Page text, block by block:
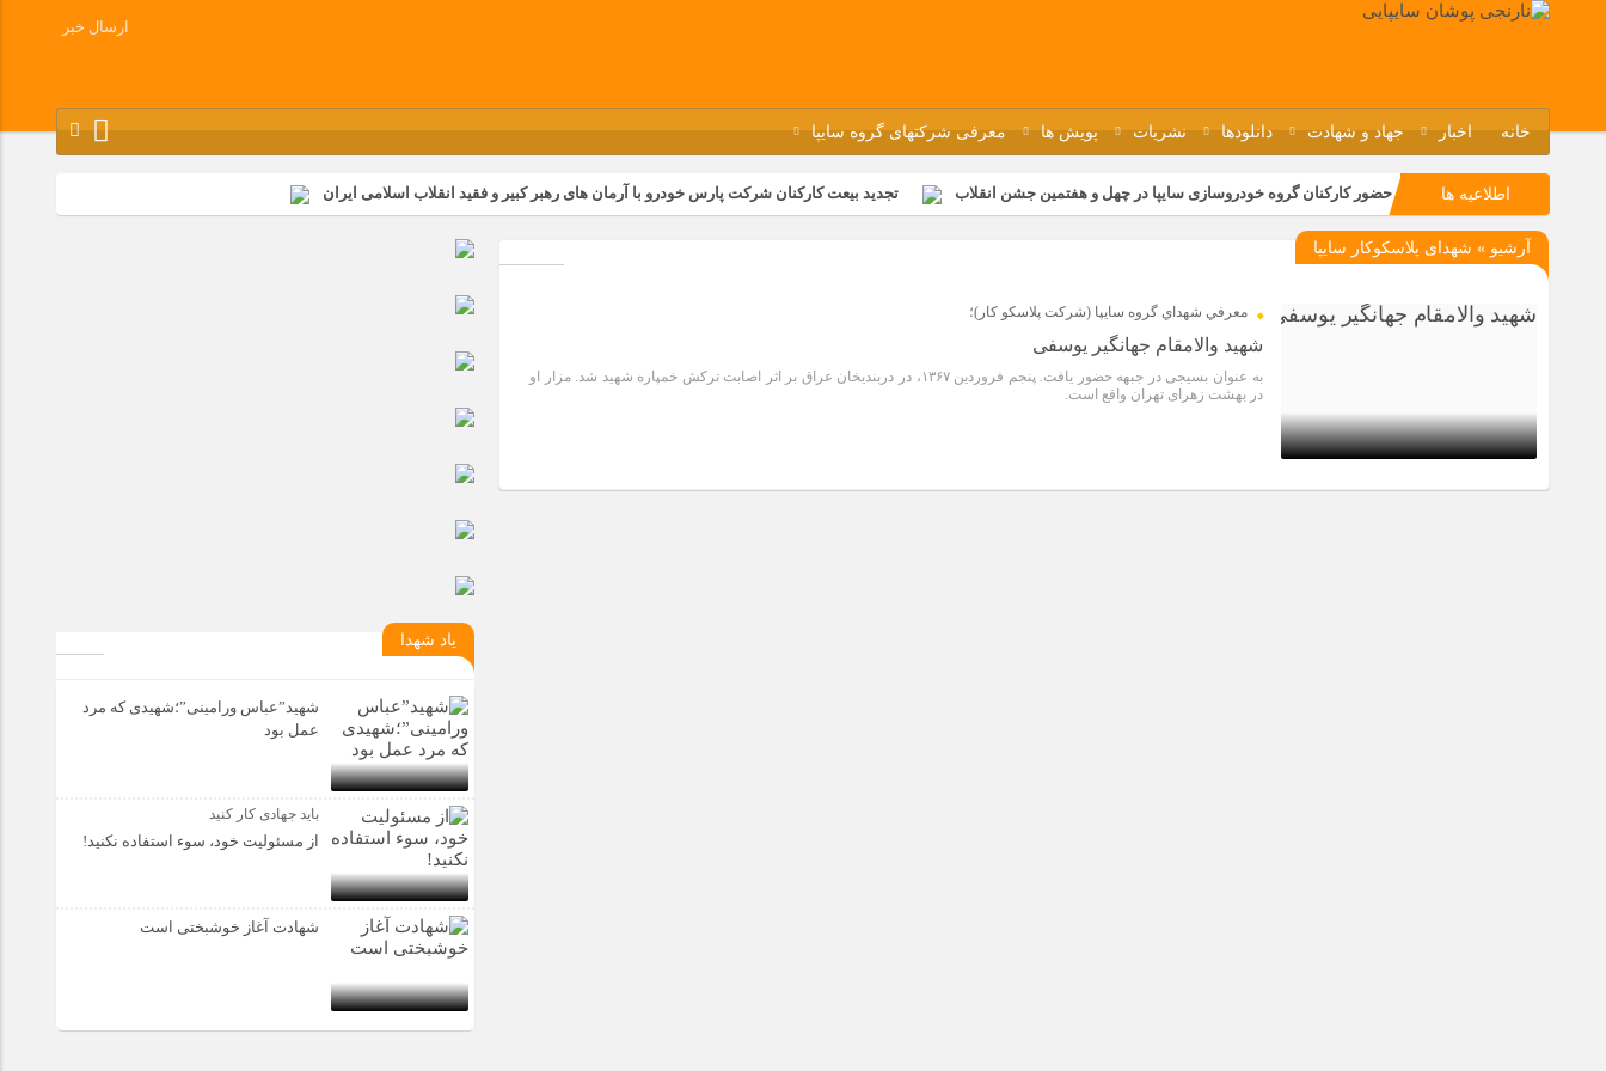
ارسال خبر
خانه اخبار جهاد و شهادت دانلودها نشریات پویش ها معرفی شرکتهای گروه سایپا
اطلاعیه ها حضور کارکنان گروه خودروسازی سایپا در چهل و هفتمین جشن انقلاب تجدید بیعت کارکنان شرکت پارس خودرو با آرمان های رهبر کبیر و فقید انقلاب اسلامی ایران
مسابقات ورزشی در مگاموتوربا استقبال کارکنان برگزار شد
مراسم گرامیداشت سالروز آزادسازی خرمشهر در نمازخانه فاطمیه مگاموتور تیم شهدای مگاموتور در بزرگترین مسابقات گل کوچک جهان شرکت کرد
آرشیو » شهدای پلاسکوکار سایپا
5 سال قبل
معرفي شهداي گروه سايپا (شركت پلاسكو كار)؛
شهید والامقام جهانگیر یوسفی
به عنوان بسیجی در جبهه حضور یافت. پنجم فروردین ۱۳۶۷، در دربندیخان عراق بر اثر اصابت ترکش خمپاره شهید شد. مزار او
در بهشت زهرای تهران واقع است.
یاد شهدا
شهید”عباس ورامینی”؛شهیدی که مرد
عمل بود
باید جهادی کار کنید
از مسئولیت خود، سوء استفاده نکنید!
شهادت آغاز خوشبختی است